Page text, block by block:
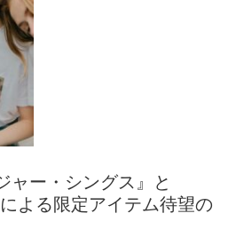
ャー・シングス』と
よる限定アイテム待望の